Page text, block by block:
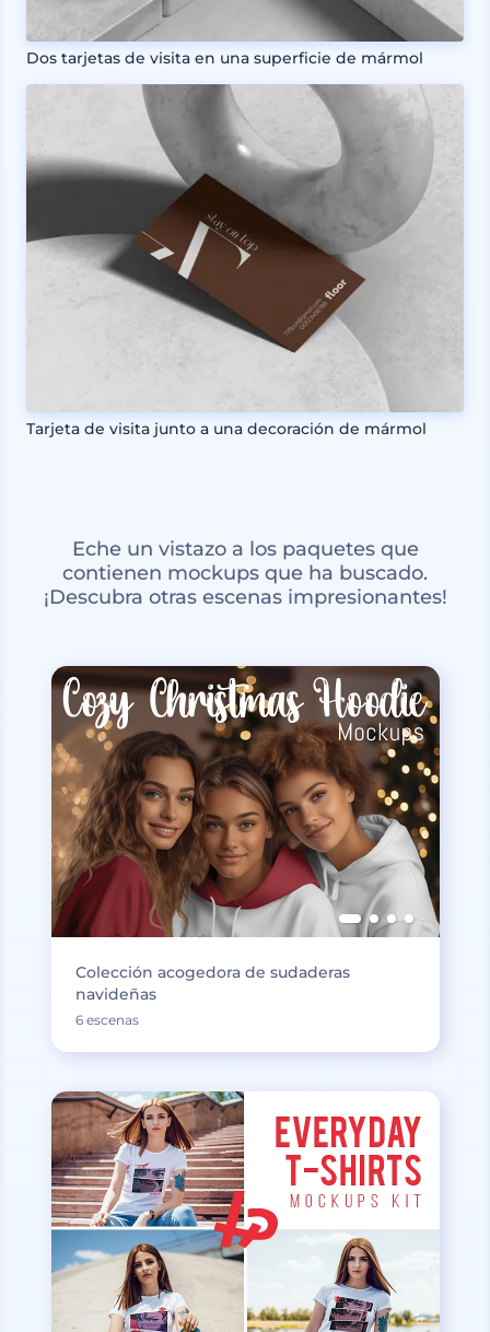
Dos tarjetas de visita en una superficie de mármol
Tarjeta de visita junto a una decoración de mármol
Eche un vistazo a los paquetes que
contienen mockups que ha buscado.
¡Descubra otras escenas impresionantes!
Colección acogedora de sudaderas
navideñas
6 escenas